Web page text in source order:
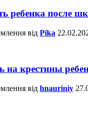
ребенка после
від Pika
на крестины
від hnauriniy